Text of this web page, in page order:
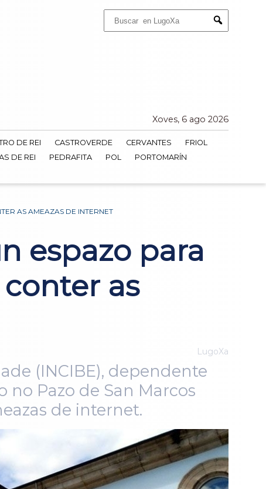
Submit
Xoves, 6 ago 2026
DE REI CASTROVERDE CERVANTES
FRIOL
DE REI PEDRAFITA POL
PORTOMARÍN
AS AMEAZAS DE INTERNET
espazo para
as
LugoXa
(INCIBE), dependente
Pazo de San Marcos
de internet.